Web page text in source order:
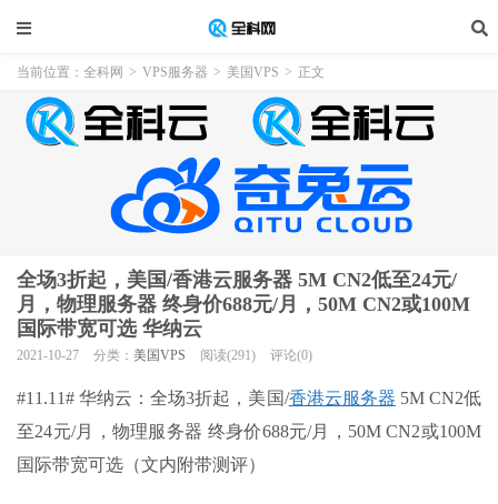
当前位置： 全科网 > VPS服务器 > 美国VPS > 正文
全场3折起，美国/香港云服务器 5M CN2低至24元/
月，物理服务器 终身价688元/月，50M CN2或100M
国际带宽可选 华纳云
2021-10-27 分类： 美国VPS 阅读(291) 评论(0)
#11.11# 华纳云：全场3折起，美国/香港云服务器 5M CN2低
至24元/月，物理服务器 终身价688元/月，50M CN2或100M
国际带宽可选（文内附带测评）